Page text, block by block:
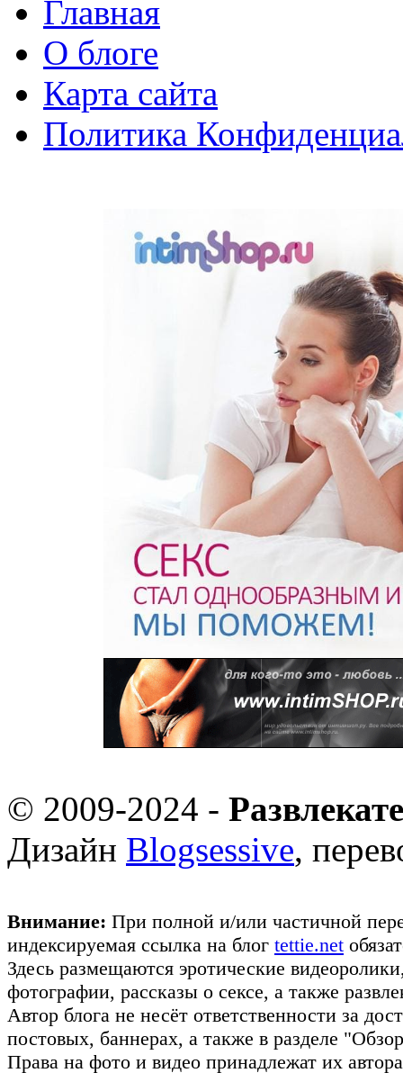
Главная
О блоге
Карта сайта
Политика
© 2009-2024 -
Дизайн Blogsessive,
Внимание: При полной и/или частичной
индексируемая ссылка на блог tettie.net
Здесь размещаются эротические
фотографии, рассказы о сексе, а также
Автор блога не несёт ответственности за
постовых, баннерах, а также в разделе
Права на фото и видео принадлежат их